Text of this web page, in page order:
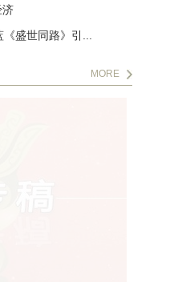
济
盛世同路》引...
MORE